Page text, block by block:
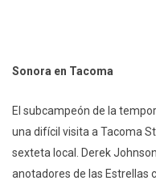
Sonora en Tacoma
El subcampeón de la
una difícil visita a Tacoma
sexteta local. Derek
anotadores de las Estrellas